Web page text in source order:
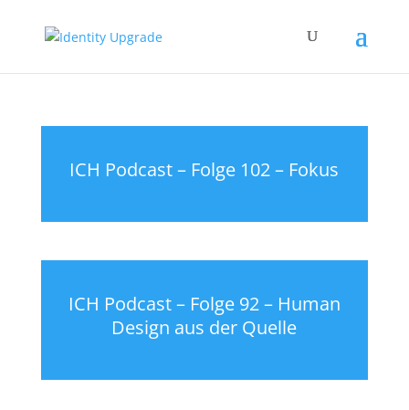
ICH Podcast – Folge 102 – Fokus
ICH Podcast – Folge 92 – Human
Design aus der Quelle